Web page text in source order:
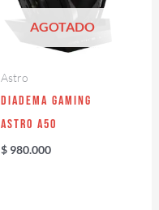
AGOTADO
Astro
Diadema Gaming
Astro A50
$ 980.000